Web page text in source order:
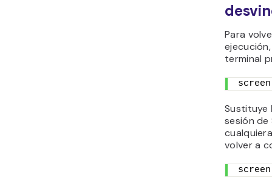
Para
terminal
Sustituye
sesión de
volver a